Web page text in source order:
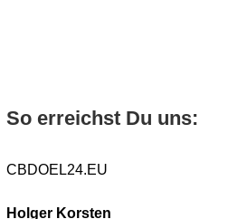
So erreichst Du uns:
CBDOEL24.EU
Holger Korsten